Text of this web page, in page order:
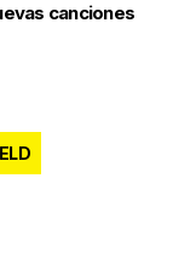
canciones